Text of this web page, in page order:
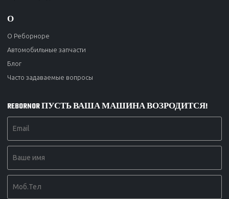
О
О Реборноре
Автомобильные запчасти
Блог
Часто задаваемые вопросы
REBORNOR ПУСТЬ ВАША МАШИНА ВОЗРОДИТСЯ!